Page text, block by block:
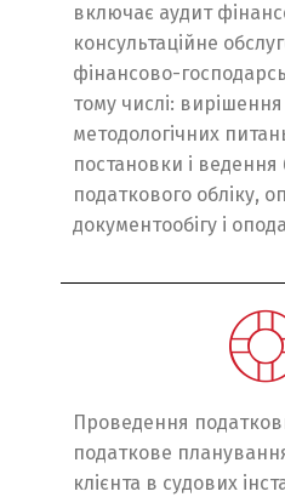
включає аудит
консультаційне
фінансово-
тому числі:
методологічних
постановки і ведення
податкового обліку,
документообігу і
Проведення
податкове
клієнта в судових